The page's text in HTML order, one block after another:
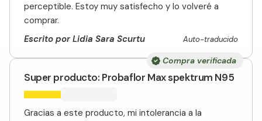
perceptible. Estoy muy satisfecho y lo volveré a
comprar.
Escrito por Lidia Sara Scurtu
Auto-traducido
Compra verificada
Super producto: Probaflor Max spektrum N95
Gracias a este producto, mi intolerancia a la